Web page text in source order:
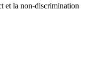
et la non-discrimination